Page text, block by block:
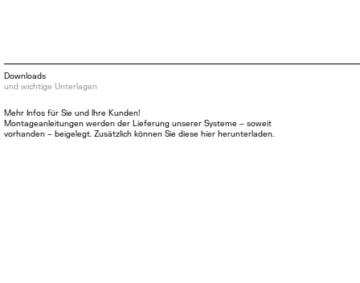
Mehr Infos für Sie und Ihre Kunden!
Montageanleitungen werden der Lieferung unserer Systeme – soweit
vorhanden – beigelegt. Zusätzlich können Sie diese hier herunterladen.
Downloads
und wichtige Unterlagen